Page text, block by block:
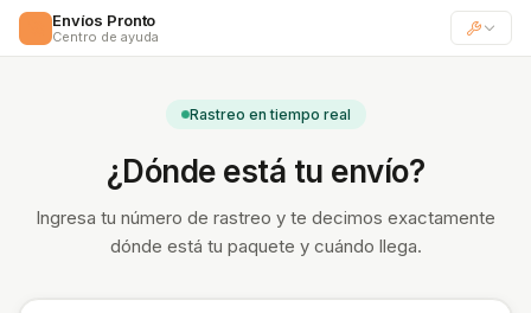
Envíos Pronto
Centro de ayuda
Rastreo en tiempo real
¿Dónde está tu envío?
Ingresa tu número de rastreo y te decimos exactamente
dónde está tu paquete y cuándo llega.